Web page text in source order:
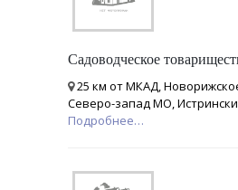
Садоводческое
25 км от МКАД,
Северо-запад МО,
Подробнее…